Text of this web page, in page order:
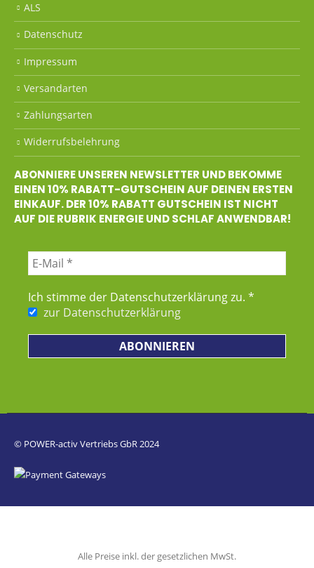
ALS
Datenschutz
Impressum
Versandarten
Zahlungsarten
Widerrufsbelehrung
ABONNIERE UNSEREN NEWSLETTER UND BEKOMME
EINEN 10% RABATT-GUTSCHEIN AUF DEINEN ERSTEN
EINKAUF. DER 10% RABATT GUTSCHEIN IST NICHT
AUF DIE RUBRIK ENERGIE UND SCHLAF ANWENDBAR!
Ich stimme der Datenschutz­erklärung zu. *
zur Datenschutzerklärung
© POWER-activ Vertriebs GbR 2024
Alle Preise inkl. der gesetzlichen MwSt.